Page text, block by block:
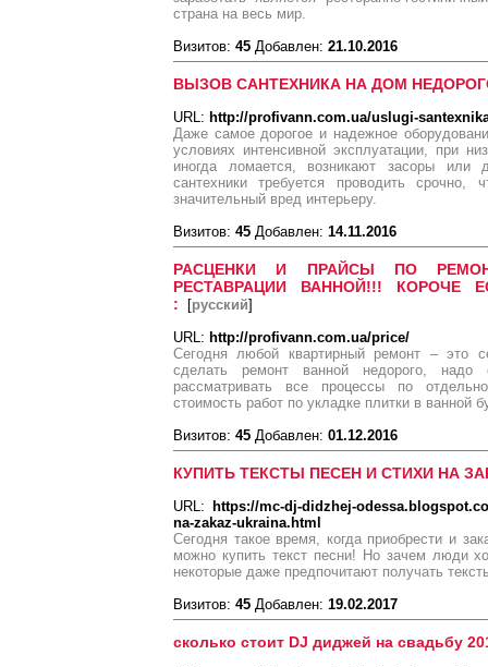
страна на весь мир.
Визитов: 45 Добавлен: 21.10.2016
ВЫЗОВ САНТЕХНИКА НА ДОМ
URL: http://profivann.com.ua/uslugi-
Даже самое дорогое и надежное
условиях интенсивной эксплуатации, при
иногда ломается, возникают засоры или
сантехники требуется проводить срочно,
значительный вред интерьеру.
Визитов: 45 Добавлен: 14.11.2016
РАСЦЕНКИ И ПРАЙСЫ ПО
РЕСТАВРАЦИИ ВАННОЙ!!! КОРОЧЕ
: [русский]
URL: http://profivann.com.ua/price/
Сегодня любой квартирный ремонт – это
сделать ремонт ванной недорого, надо
рассматривать все процессы по
стоимость работ по укладке плитки в ванной
Визитов: 45 Добавлен: 01.12.2016
КУПИТЬ ТЕКСТЫ ПЕСЕН И СТИХИ НА
URL:
https://mc-dj-didzhej-
na-zakaz-ukraina.html
Сегодня такое время, когда приобрести и
можно купить текст песни! Но зачем люди
некоторые даже предпочитают получать
Визитов: 45 Добавлен: 19.02.2017
сколько стоит DJ диджей на свадьбу